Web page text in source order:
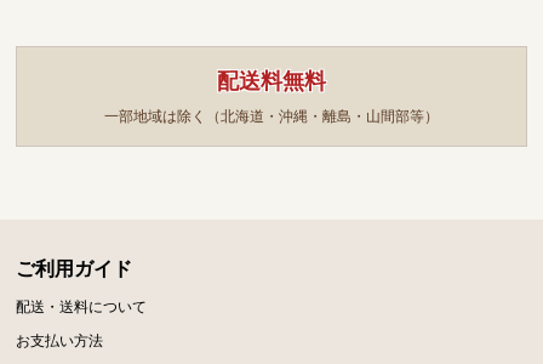
配送料無料
一部地域は除く（北海道・沖縄・離島・山間部等）
ご利用ガイド
配送・送料について
お支払い方法